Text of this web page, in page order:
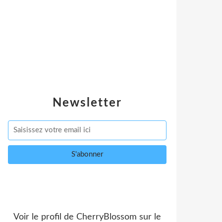
Newsletter
Voir le profil de CherryBlossom sur le